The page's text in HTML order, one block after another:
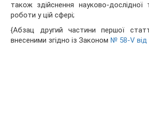
також здійснення науково-дослідної
роботи у цій сфері;
{Абзац другий частини першої
внесеними згідно із Законом № 58-V від